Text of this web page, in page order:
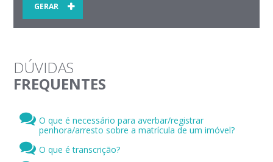
GERAR
DÚVIDAS
FREQUENTES
O que é necessário para averbar/registrar
penhora/arresto sobre a matrícula de um imóvel?
O que é transcrição?